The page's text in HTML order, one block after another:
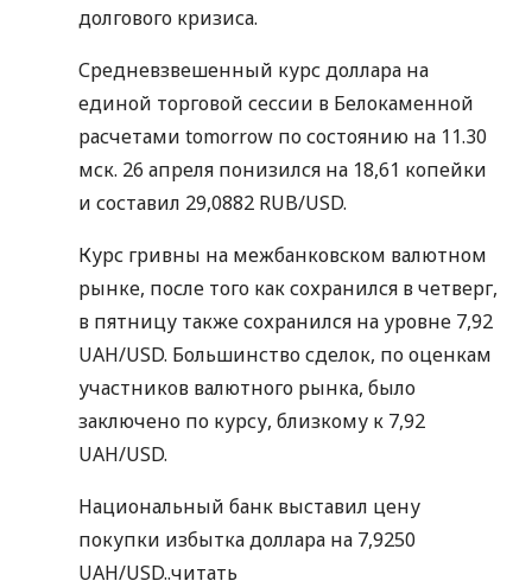
долгового кризиса.
Средневзвешенный курс доллара на
единой торговой сессии в Белокаменной
расчетами tomorrow по состоянию на 11.30
мск. 26 апреля понизился на 18,61 копейки
и составил 29,0882 RUB/USD.
Курс гривны на межбанковском валютном
рынке, после того как сохранился в четверг,
в пятницу также сохранился на уровне 7,92
UAH/USD. Большинство сделок, по оценкам
участников валютного рынка, было
заключено по курсу, близкому к 7,92
UAH/USD.
Национальный банк выставил цену
покупки избытка доллара на 7,9250
UAH/USD..читать